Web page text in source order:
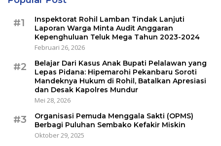
#1
Inspektorat Rohil Lamban Tindak Lanjuti
Laporan Warga Minta Audit Anggaran
Kepenghuluan Teluk Mega Tahun 2023-2024
Februari 26, 2026
#2
Belajar Dari Kasus Anak Bupati Pelalawan yang
Lepas Pidana: Hipemarohi Pekanbaru Soroti
Mandeknya Hukum di Rohil, Batalkan Apresiasi
dan Desak Kapolres Mundur
Mei 28, 2026
#3
Organisasi Pemuda Menggala Sakti (OPMS)
Berbagi Puluhan Sembako Kefakir Miskin
Oktober 29, 2025